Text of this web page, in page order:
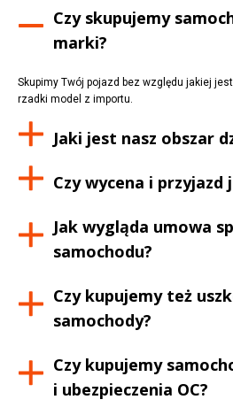
Czy skupujemy
marki?
Skupimy Twój pojazd bez względu jakiej
rzadki model z importu.
Jaki jest nasz obszar
Czy wycena i przyjazd
Jak wygląda umowa
samochodu?
Czy kupujemy też
samochody?
Czy kupujemy
i ubezpieczenia OC?